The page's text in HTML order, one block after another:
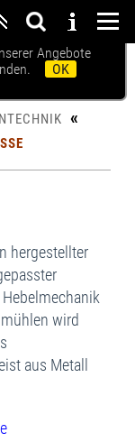
«
hergestellter
wird
aus Metall
Angebote
OK